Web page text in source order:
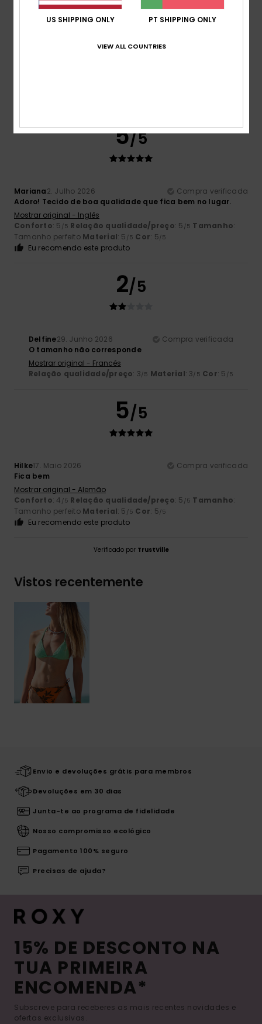
4.3
5/5
Mariana2. Julho 2026
Compra verificada
Adoro! Tecido de boa qualidade que fica bem no lugar.
Mostrar original - Inglês
Conforto: 5 /5 Relação qualidade/preço: 5 /5 Tamanho:
Tamanho perfeito Material: 5 /5 Cor: 5/5
Eu recomendo este produto
2/5
Delfine29. Junho 2026
Compra verificada
O tamanho não corresponde
Mostrar original - Francês
Relação qualidade/preço: 3/5 Material: 3/5 Cor: 5 /5
5/5
Hilke17. Maio 2026
Compra verificada
Fica bem
Mostrar original - Alemão
Conforto: 4 /5 Relação qualidade/preço: 5 /5 Tamanho:
Tamanho perfeito Material: 5 /5 Cor: 5/5
Eu recomendo este produto
Verificado por TrustVille
Vistos recentemente
Envio e devoluções grátis para membros
Devoluções em 30 dias
Junta-te ao programa de fidelidade
Nosso compromisso ecológico
Pagamento 100% seguro
Precisas de ajuda?
15% DE DESCONTO NA
TUA PRIMEIRA
ENCOMENDA*
Subscreve para receberes as mais recentes novidades e
ofertas exclusivas.
US SHIPPING ONLY PT SHIPPING ONLY
VIEW ALL COUNTRIES